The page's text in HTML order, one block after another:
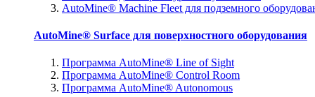
AutoMine® Machine Fleet для подземного
AutoMine® Surface для поверхностного оборудования
Программа AutoMine® Line of Sight
Программа AutoMine® Control Room
Программа AutoMine® Autonomous